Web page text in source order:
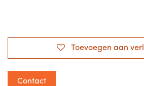
Toevoegen aan
Contact